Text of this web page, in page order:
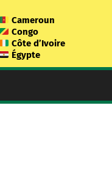
Cameroun
Congo
Côte d’Ivoire
Égypte